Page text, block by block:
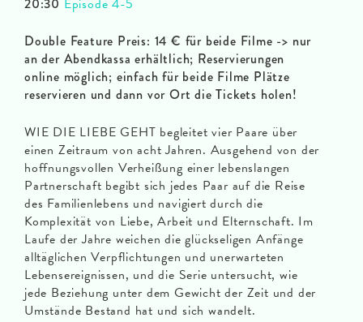
20:30 Episode 4-5
Double Feature Preis: 14 € für beide Filme -> nur
an der Abendkassa erhältlich; Reservierungen
online möglich; einfach für beide Filme Plätze
reservieren und dann vor Ort die Tickets holen!
WIE DIE LIEBE GEHT begleitet vier Paare über
einen Zeitraum von acht Jahren. Ausgehend von der
hoffnungsvollen Verheißung einer lebenslangen
Partnerschaft begibt sich jedes Paar auf die Reise
des Familienlebens und navigiert durch die
Komplexität von Liebe, Arbeit und Elternschaft. Im
Laufe der Jahre weichen die glückseligen Anfänge
alltäglichen Verpflichtungen und unerwarteten
Lebensereignissen, und die Serie untersucht, wie
jede Beziehung unter dem Gewicht der Zeit und der
Umstände Bestand hat und sich wandelt.